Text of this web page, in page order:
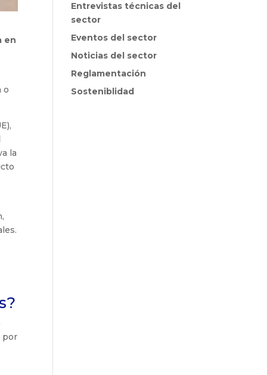
en
o
la
por
Entrevistas técnicas del
sector
Eventos del sector
Noticias del sector
Reglamentación
Sosteniblidad